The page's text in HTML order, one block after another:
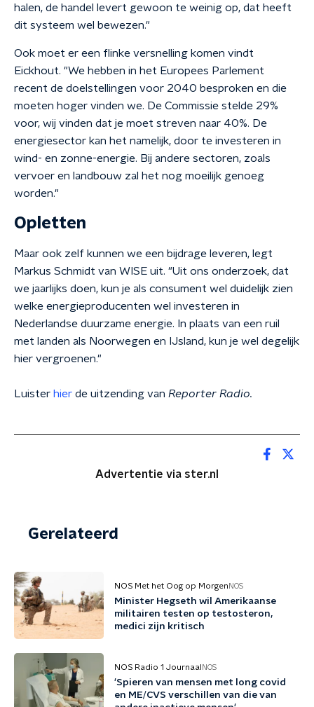
halen, de handel levert gewoon te weinig op, dat heeft
dit systeem wel bewezen."
Ook moet er een flinke versnelling komen vindt
Eickhout. "We hebben in het Europees Parlement
recent de doelstellingen voor 2040 besproken en die
moeten hoger vinden we. De Commissie stelde 29%
voor, wij vinden dat je moet streven naar 40%. De
energiesector kan het namelijk, door te investeren in
wind- en zonne-energie. Bij andere sectoren, zoals
vervoer en landbouw zal het nog moeilijk genoeg
worden."
Opletten
Maar ook zelf kunnen we een bijdrage leveren, legt
Markus Schmidt van WISE uit. "Uit ons onderzoek, dat
we jaarlijks doen, kun je als consument wel duidelijk zien
welke energieproducenten wel investeren in
Nederlandse duurzame energie. In plaats van een ruil
met landen als Noorwegen en IJsland, kun je wel degelijk
hier vergroenen."
Luister hier de uitzending van Reporter Radio.
Advertentie via ster.nl
Gerelateerd
NOS Met het Oog op Morgen NOS
Minister Hegseth wil Amerikaanse
militairen testen op testosteron,
medici zijn kritisch
NOS Radio 1 Journaal NOS
'Spieren van mensen met long covid
en ME/CVS verschillen van die van